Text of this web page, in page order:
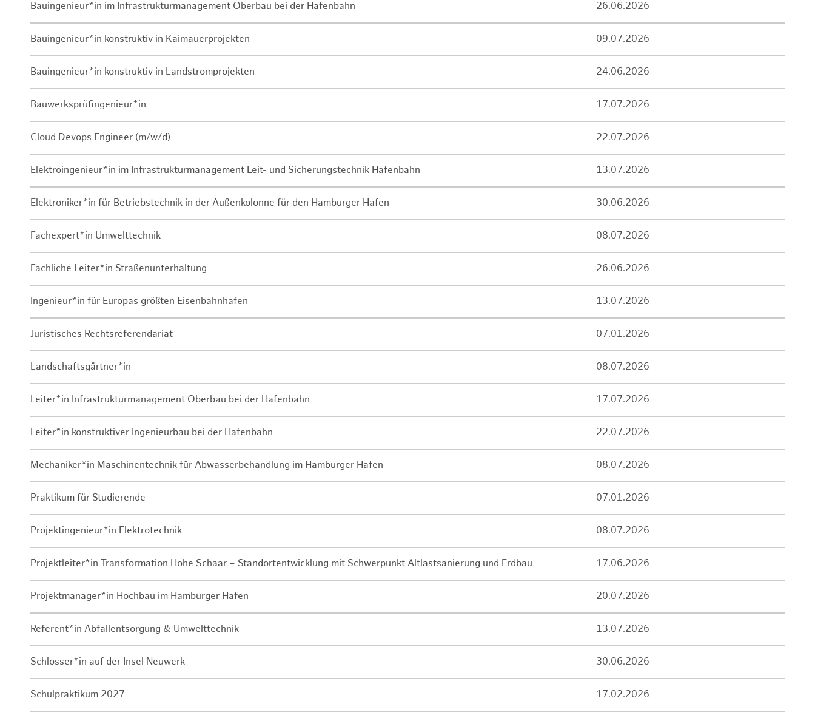
Bauingenieur*in im Infrastrukturmanagement Oberbau bei der Hafenbahn 26.06.2026
Bauingenieur*in konstruktiv in Kaimauerprojekten 09.07.2026
Bauingenieur*in konstruktiv in Landstromprojekten 24.06.2026
Bauwerksprüfingenieur*in 17.07.2026
Cloud Devops Engineer (m/w/d) 22.07.2026
Elektroingenieur*in im Infrastrukturmanagement Leit- und Sicherungstechnik Hafenbahn 13.07.2026
Elektroniker*in für Betriebstechnik in der Außenkolonne für den Hamburger Hafen 30.06.2026
Fachexpert*in Umwelttechnik 08.07.2026
Fachliche Leiter*in Straßenunterhaltung 26.06.2026
Ingenieur*in für Europas größten Eisenbahnhafen 13.07.2026
Juristisches Rechtsreferendariat 07.01.2026
Landschaftsgärtner*in 08.07.2026
Leiter*in Infrastrukturmanagement Oberbau bei der Hafenbahn 17.07.2026
Leiter*in konstruktiver Ingenieurbau bei der Hafenbahn 22.07.2026
Mechaniker*in Maschinentechnik für Abwasserbehandlung im Hamburger Hafen 08.07.2026
Praktikum für Studierende 07.01.2026
Projektingenieur*in Elektrotechnik 08.07.2026
Projektleiter*in Transformation Hohe Schaar – Standortentwicklung mit Schwerpunkt Altlastsanierung und Erdbau 17.06.2026
Projektmanager*in Hochbau im Hamburger Hafen 20.07.2026
Referent*in Abfallentsorgung & Umwelttechnik 13.07.2026
Schlosser*in auf der Insel Neuwerk 30.06.2026
Schulpraktikum 2027 17.02.2026